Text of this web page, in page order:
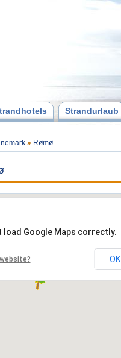
Strandurlaub
» Rømø
load Google Maps correctly.
OK